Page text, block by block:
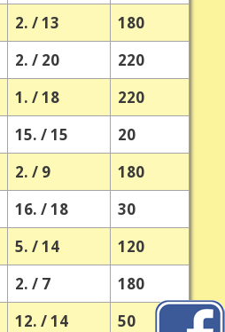
2. / 13
180
2. / 20
220
1. / 18
220
15. / 15
20
2. / 9
180
16. / 18
30
5. / 14
120
2. / 7
180
12. / 14
50